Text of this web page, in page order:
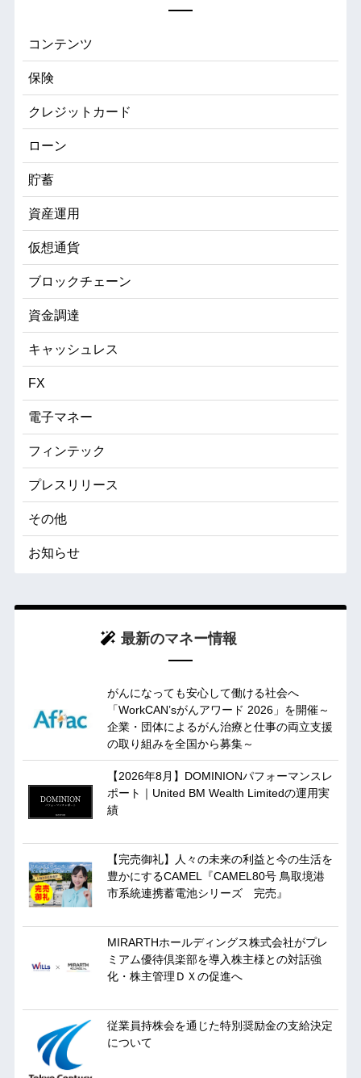
コンテンツ
保険
クレジットカード
ローン
貯蓄
資産運用
仮想通貨
ブロックチェーン
資金調達
キャッシュレス
FX
電子マネー
フィンテック
プレスリリース
その他
お知らせ
最新のマネー情報
がんになっても安心して働ける社会へ
「WorkCAN’sがんアワード 2026」を開催～
企業・団体によるがん治療と仕事の両立支援
の取り組みを全国から募集～
【2026年8月】DOMINIONパフォーマンスレ
ポート｜United BM Wealth Limitedの運用実
績
【完売御礼】人々の未来の利益と今の生活を
豊かにするCAMEL『CAMEL80号 鳥取境港
市系統連携蓄電池シリーズ 完売』
MIRARTHホールディングス株式会社がプレ
ミアム優待倶楽部を導入株主様との対話強
化・株主管理ＤＸの促進へ
従業員持株会を通じた特別奨励金の支給決定
について